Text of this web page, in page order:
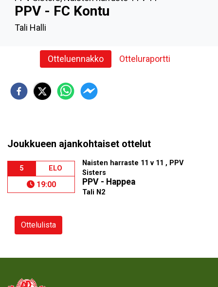
PPV - FC Kontu
Tali Halli
Otteluennakko Otteluraportti
Joukkueen ajankohtaiset ottelut
5 ELO
19:00
Naisten harraste 11 v 11 , PPV
Sisters
PPV - Happea
Tali N2
Ottelulista